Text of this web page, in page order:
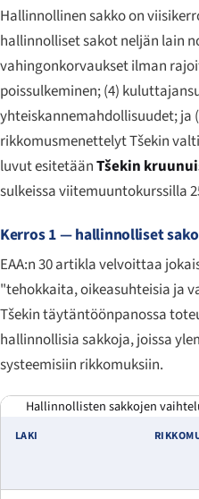
Hallinnollinen sakko on
hallinnolliset sakot neljän lain
vahingonkorvaukset ilman
poissulkeminen; (4)
yhteiskannemahdollisuudet; ja
rikkomusmenettelyt Tšekin
luvut esitetäänTšekin
sulkeissa viitemuuntokurssilla
Kerros 1 — hallinnolliset
EAA:n 30 artikla velvoittaa
"tehokkaita, oikeasuhteisia ja
Tšekin täytäntöönpanossa
hallinnollisia sakkoja, joissa
systeemisiin rikkomuksiin.
Hallinnollisten sakkojen
LAKI